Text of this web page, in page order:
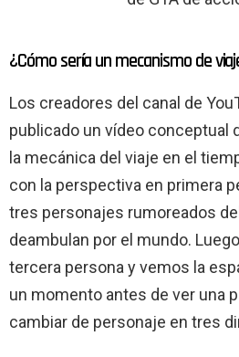
¿Cómo sería un mecanismo de
Los creadores del canal de
publicado un vídeo conceptual
la mecánica del viaje en el
con la perspectiva en primera
tres personajes rumoreados
deambulan por el mundo.
tercera persona y vemos la
un momento antes de ver una
cambiar de personaje en tres